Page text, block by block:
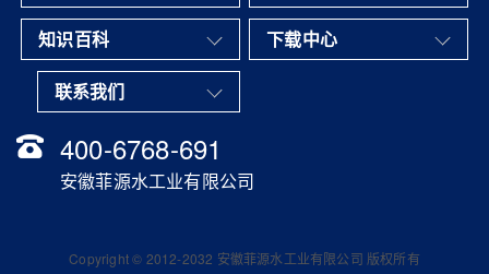
知识百科 下载中心
联系我们
400-6768-691
安徽菲源水工业有限公司
Copyright © 2012-2032 安徽菲源水工业有限公司 版权所有